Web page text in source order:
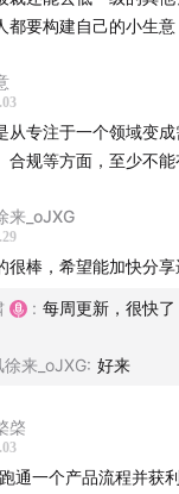
都要构建自己的小生
从专注于一个领域变
合规等方面，至少不能
来_oJXG
很棒，希望能加快分
: 每周更新，很快
徐来_oJXG: 好来
棨
跑通一个产品流程并获利实际上是很